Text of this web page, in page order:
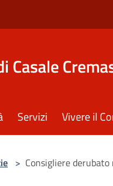
Casale
Servizi Vivere il
> Consigliere